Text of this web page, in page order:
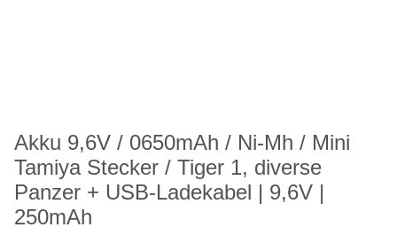
Akku 9,6V / 0650mAh / Ni-Mh / Mini
Tamiya Stecker / Tiger 1, diverse
Panzer + USB-Ladekabel | 9,6V |
250mAh